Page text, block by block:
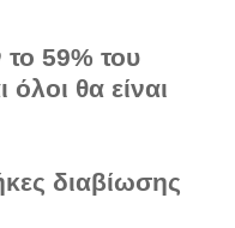
59% του
θα είναι
διαβίωσης